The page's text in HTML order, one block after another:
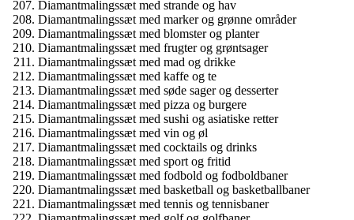
Diamantmalingssæt med strande og hav
Diamantmalingssæt med marker og grønne områder
Diamantmalingssæt med blomster og planter
Diamantmalingssæt med frugter og grøntsager
Diamantmalingssæt med mad og drikke
Diamantmalingssæt med kaffe og te
Diamantmalingssæt med søde sager og desserter
Diamantmalingssæt med pizza og burgere
Diamantmalingssæt med sushi og asiatiske retter
Diamantmalingssæt med vin og øl
Diamantmalingssæt med cocktails og drinks
Diamantmalingssæt med sport og fritid
Diamantmalingssæt med fodbold og fodboldbaner
Diamantmalingssæt med basketball og basketballbaner
Diamantmalingssæt med tennis og tennisbaner